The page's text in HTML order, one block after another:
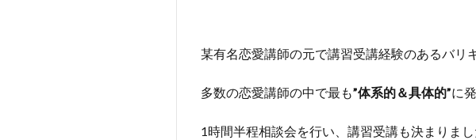
某有名恋愛講師の元で講習受講経験のあるバリ
多数の恋愛講師の中で最も”体系的＆具体的”に
1時間半程相談会を行い、講習受講も決まりまし